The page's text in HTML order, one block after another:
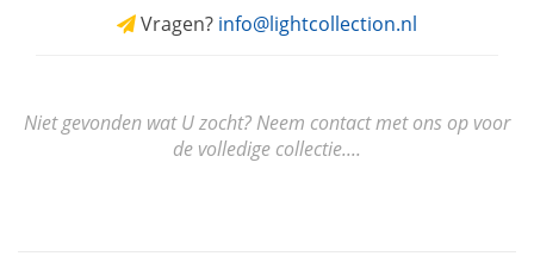
Vragen? info@lightcollection.nl
Niet gevonden wat U zocht? Neem contact met ons op voor
de volledige collectie....